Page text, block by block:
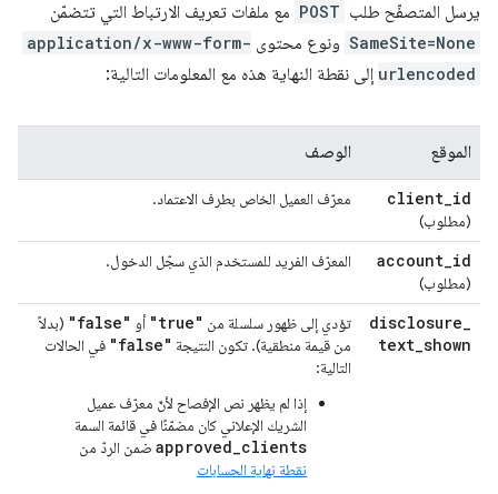
يرسل المتصفّح طلب POST مع ملفات تعريف الارتباط التي تتضمّن
SameSite=None ونوع محتوى application/x-www-form-
urlencoded إلى نقطة النهاية هذه مع المعلومات التالية:
الموقع الوصف
client_id
(مطلوب)
معرّف العميل الخاص بطرف الاعتماد.
account_id
(مطلوب)
المعرّف الفريد للمستخدم الذي سجّل الدخول.
disclosure_
text_shown
تؤدي إلى ظهور سلسلة من "true" أو "false" (بدلاً
من قيمة منطقية). تكون النتيجة "false" في الحالات
التالية:
إذا لم يظهر نص الإفصاح لأنّ معرّف عميل
الشريك الإعلاني كان مضمّنًا في قائمة السمة
approved_clients ضمن الردّ من
نقطة نهاية الحسابات